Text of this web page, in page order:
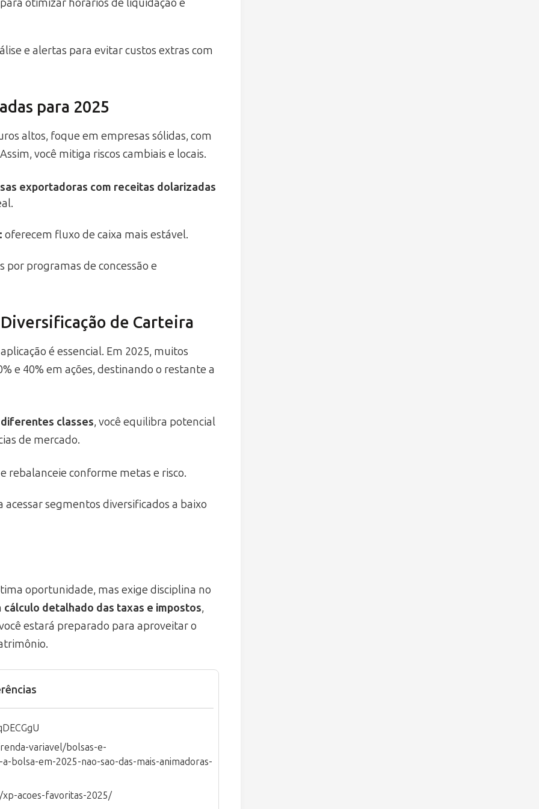
otimizar horários de liquidação e
e alertas para evitar custos extras com
para 2025
altos, foque em empresas sólidas, com
você mitiga riscos cambiais e locais.
exportadoras com receitas dolarizadas
oferecem fluxo de caixa mais estável.
por programas de concessão e
de Carteira
é essencial. Em 2025, muitos
e 40% em ações, destinando o restante a
classes, você equilibra potencial
de mercado.
rebalanceie conforme metas e risco.
segmentos diversificados a baixo
oportunidade, mas exige disciplina no
cálculo detalhado das taxas e impostos,
estará preparado para aproveitar o
variavel/bolsas-e-
bolsa-em-2025-nao-sao-das-mais-animadoras-
acoes-favoritas-2025/